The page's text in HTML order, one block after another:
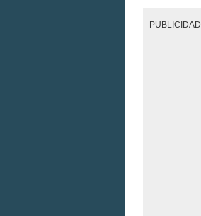
PUBLICIDAD